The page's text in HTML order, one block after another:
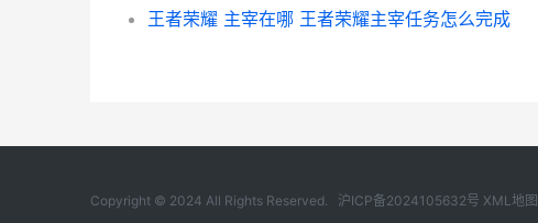
王者荣耀 主宰在哪 王者荣耀主宰任务怎么完成
Copyright © 2024 All Rights Reserved. 沪ICP备2024105632号 XML地图